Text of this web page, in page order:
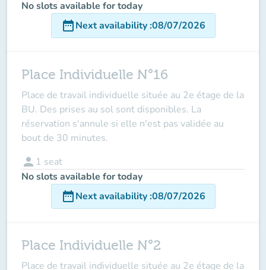
No slots available for today
date_rangeNext availability:08/07/2026
Place Individuelle N°16
Place de travail individuelle située au 2e étage de la
BU. Des prises au sol sont disponibles. La
réservation s'annule si elle n'est pas validée au
bout de 30 minutes.
person 1 seat
No slots available for today
date_rangeNext availability:08/07/2026
Place Individuelle N°2
Place de travail individuelle située au 2e étage de la